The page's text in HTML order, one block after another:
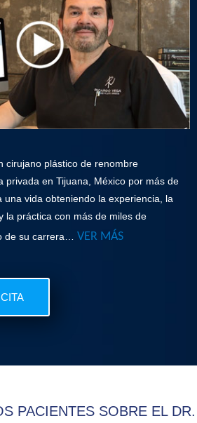
cirujano plástico de renombre
privada en Tijuana, México por más de
una vida obteniendo la experiencia, la
la práctica con más de miles de
de su carrera… VER MÁS
PACIENTES SOBRE EL DR.